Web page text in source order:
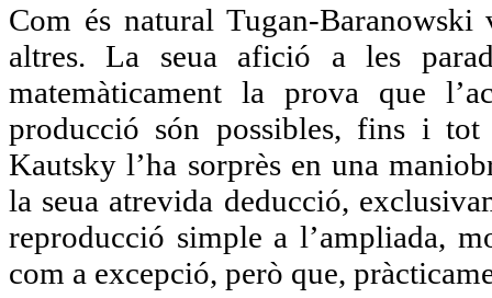
Com és natural Tugan-
altres. La seua afició a les
matemàticament la prova que
producció són possibles, fins i
Kautsky l’ha sorprès en una
la seua atrevida deducció,
reproducció simple a l’ampliada,
com a excepció, però que,